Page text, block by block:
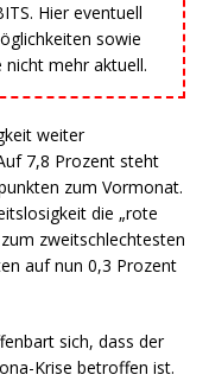
Hier eventuell
sowie
mehr aktuell.
weiter
7,8 Prozent steht
zum Vormonat.
die „rote
zweitschlechtesten
auf nun 0,3 Prozent
sich, dass der
Krise betroffen ist.